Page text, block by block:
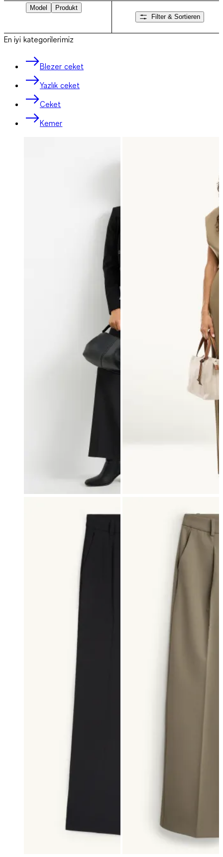
Model
Produkt
Filter & Sortieren
En iyi kategorilerimiz
Blezer ceket
Yazlık ceket
Ceket
Kemer